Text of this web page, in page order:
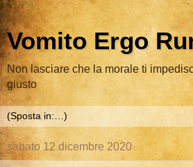
Vomito Ergo
Non lasciare che la morale ti
giusto
sabato 12 dicembre 2020